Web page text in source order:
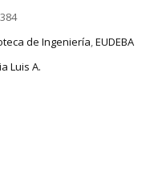
de Ingeniería,EUDEBA
Luis A.